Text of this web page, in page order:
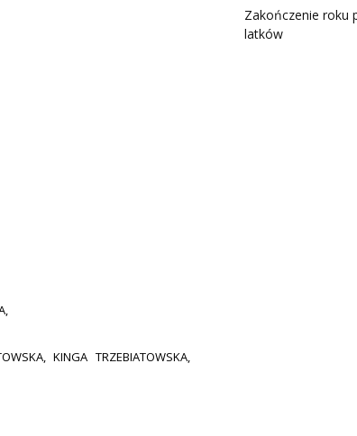
KINGA TRZEBIATOWSKA,
Zakończenie roku
latków